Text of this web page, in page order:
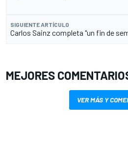
SIGUIENTE ARTÍCULO
Carlos Sainz completa "un fin de
MEJORES
VER MÁS Y